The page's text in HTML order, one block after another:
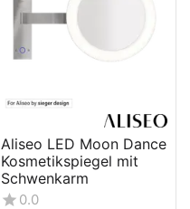
Aliseo LED Moon Dance
Kosmetikspiegel mit
Schwenkarm
0.0